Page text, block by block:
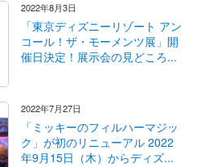
2022年8月3日
「東京ディズニーリゾート アン
コール！ザ・モーメンツ展」開
催日決定！展示会の見どころ...
2022年7月27日
「ミッキーのフィルハーマジッ
ク」が初のリニューアル 2022
年9月15日（木）からディズ...